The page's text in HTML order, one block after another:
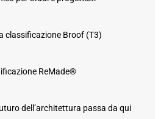
classificazione Broof (T3)
ReMade®
dell’architettura passa da qui